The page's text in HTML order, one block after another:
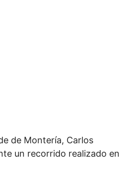
de Montería, Carlos
un recorrido realizado en